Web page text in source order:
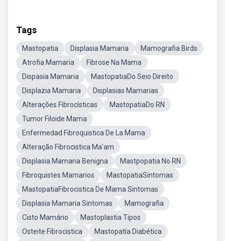
Tags
Mastopatia Displasia Mamaria
Mamografia Birds
Atrofia Mamaria
Fibrose Na Mama
Dispasia Mamaria
MastopatiaDo Seio Direito
Displazia Mamaria
Displasias Mamarias
Alterações Fibrocísticas
MastopatiaDo RN
Tumor Filoide Mama
Enfermedad Fibroquistica De La Mama
Alteração Fibrocistica Ma'am
Displasia Mamaria Benigna
Mastpopatia No RN
Fibroquistes Mamarios
MastopatiaSintomas
MastopatiaFibrocistica De Mama Sintomas
Displasia Mamaria Sintomas
Mamografia
Cisto Mamário
Mastoplastia Tipos
Osteite Fibrocistica
Mastopatía Diabética